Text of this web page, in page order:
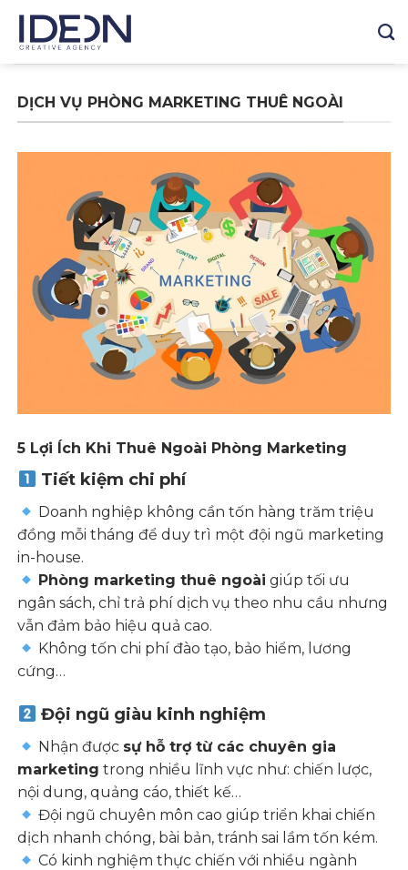
Skip
content
DỊCH VỤ PHÒNG MARKETING THUÊ NGOÀI
5 Lợi Ích Khi Thuê Ngoài Phòng Marketing
Tiết kiệm chi phí
Doanh nghiệp không cần tốn hàng trăm triệu
đồng mỗi tháng để duy trì một đội ngũ marketing
in-house.
Phòng marketing thuê ngoài giúp tối ưu
ngân sách, chỉ trả phí dịch vụ theo nhu cầu nhưng
vẫn đảm bảo hiệu quả cao.
Không tốn chi phí đào tạo, bảo hiểm, lương
cứng…
Đội ngũ giàu kinh nghiệm
Nhận được sự hỗ trợ từ các chuyên gia
marketing trong nhiều lĩnh vực như: chiến lược,
nội dung, quảng cáo, thiết kế…
Đội ngũ chuyên môn cao giúp triển khai chiến
dịch nhanh chóng, bài bản, tránh sai lầm tốn kém.
Có kinh nghiệm thực chiến với nhiều ngành